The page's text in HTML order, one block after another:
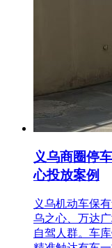
义乌商圈停
心投放案例
义乌机动车保
乌之心、万达
自驾人群。车